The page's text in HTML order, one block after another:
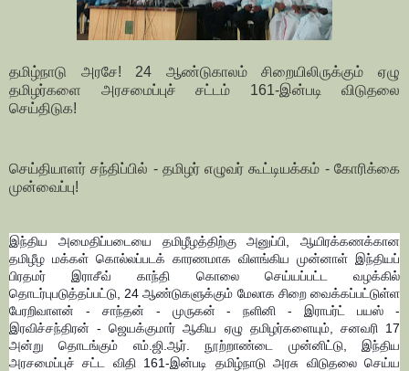
தமிழ்நாடு அரசே! 24 ஆண்டுகாலம் சிறையிலிருக்கும் ஏழு
தமிழர்களை அரசமைப்புச் சட்டம் 161-இன்படி விடுதலை
செய்திடுக!
செய்தியாளர் சந்திப்பில் - தமிழர் எழுவர் கூட்டியக்கம் - கோரிக்கை
முன்வைப்பு!
இந்திய அமைதிப்படையை தமிழீழத்திற்கு அனுப்பி, ஆயிரக்கணக்கான
தமிழீழ மக்கள் கொல்லப்படக் காரணமாக விளங்கிய முன்னாள் இந்தியப்
பிரதமர் இராசீவ் காந்தி கொலை செய்யப்பட்ட வழக்கில்
தொடர்புபடுத்தப்பட்டு, 24 ஆண்டுகளுக்கும் மேலாக சிறை வைக்கப்பட்டுள்ள
பேரறிவாளன் - சாந்தன் - முருகன் - நளினி - இராபர்ட் பயஸ் -
இரவிச்சந்திரன் - ஜெயக்குமார் ஆகிய ஏழு தமிழர்களையும், சனவரி 17
அன்று தொடங்கும் எம்.ஜி.ஆர். நூற்றாண்டை முன்னிட்டு, இந்திய
அரசமைப்புச் சட்ட விதி 161-இன்படி தமிழ்நாடு அரசு விடுதலை செய்ய